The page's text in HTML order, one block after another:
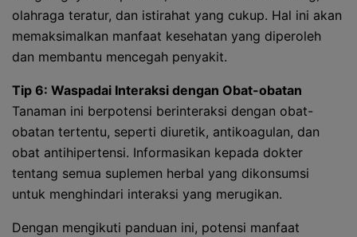
olahraga teratur, dan istirahat yang cukup. Hal ini akan
memaksimalkan manfaat kesehatan yang diperoleh
dan membantu mencegah penyakit.
Tip 6: Waspadai Interaksi dengan Obat-obatan
Tanaman ini berpotensi berinteraksi dengan obat-
obatan tertentu, seperti diuretik, antikoagulan, dan
obat antihipertensi. Informasikan kepada dokter
tentang semua suplemen herbal yang dikonsumsi
untuk menghindari interaksi yang merugikan.
Dengan mengikuti panduan ini, potensi manfaat